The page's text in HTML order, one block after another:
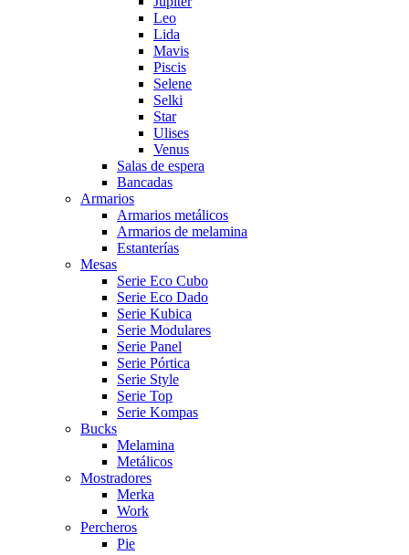
Leo
Lida
Mavis
Piscis
Selene
Selki
Star
Ulises
Venus
Salas de espera
Bancadas
Armarios
Armarios metálicos
Armarios de melamina
Estanterías
Mesas
Serie Eco Cubo
Serie Eco Dado
Serie Kubica
Serie Modulares
Serie Panel
Serie Pórtica
Serie Style
Serie Top
Serie Kompas
Bucks
Melamina
Metálicos
Mostradores
Merka
Work
Percheros
Pie